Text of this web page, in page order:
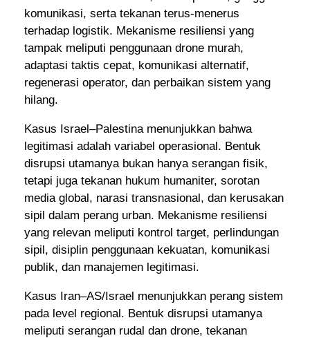
komunikasi, serta tekanan terus-menerus
terhadap logistik. Mekanisme resiliensi yang
tampak meliputi penggunaan drone murah,
adaptasi taktis cepat, komunikasi alternatif,
regenerasi operator, dan perbaikan sistem yang
hilang.
Kasus Israel–Palestina menunjukkan bahwa
legitimasi adalah variabel operasional. Bentuk
disrupsi utamanya bukan hanya serangan fisik,
tetapi juga tekanan hukum humaniter, sorotan
media global, narasi transnasional, dan kerusakan
sipil dalam perang urban. Mekanisme resiliensi
yang relevan meliputi kontrol target, perlindungan
sipil, disiplin penggunaan kekuatan, komunikasi
publik, dan manajemen legitimasi.
Kasus Iran–AS/Israel menunjukkan perang sistem
pada level regional. Bentuk disrupsi utamanya
meliputi serangan rudal dan drone, tekanan